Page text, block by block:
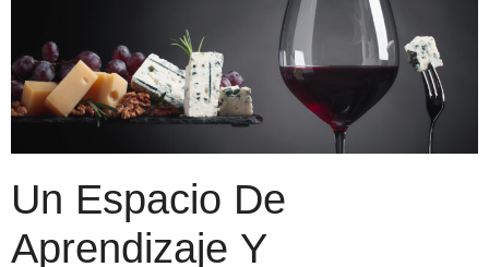
Un Espacio De
Aprendizaje Y